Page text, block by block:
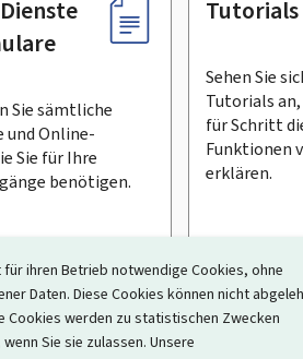
ihren Betrieb notwendige Cookies, ohne
Daten. Diese Cookies können nicht
Cookies werden zu statistischen Zwecken
Sie sie zulassen. Unsere
Sie sämtliche
und Online-
Sie für Ihre
benötigen.
Tutorials
Sehen Sie
Tutorials
für Schritt
Funktionen
erklären.
Den Newsletter abonnieren
das Ihre Interaktion